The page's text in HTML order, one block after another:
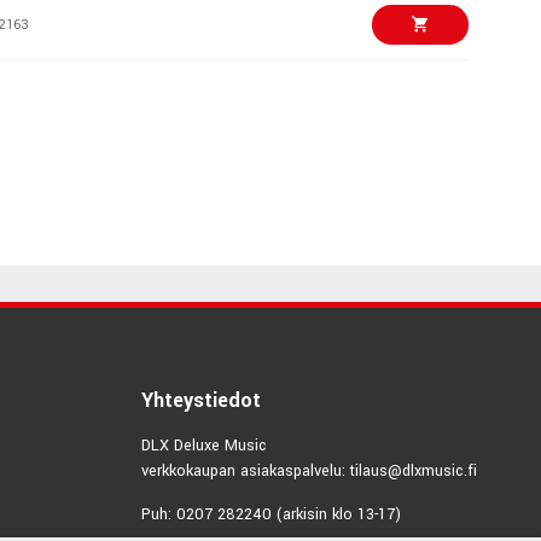
Deluxe Reverb
€99,00/kpl
Yhteystiedot
DLX Deluxe Music
verkkokaupan asiakaspalvelu: tilaus@dlxmusic.fi
Puh: 0207 282240 (arkisin klo 13-17)